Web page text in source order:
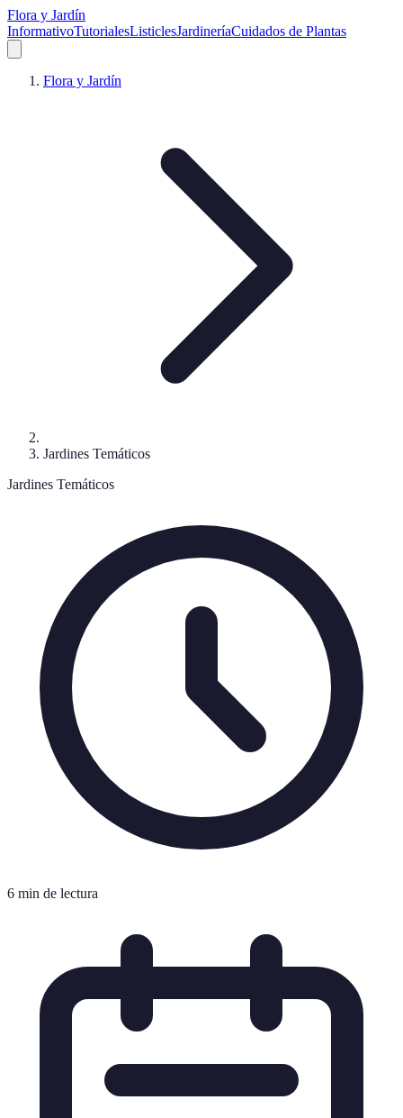
Flora y Jardín
InformativoTutorialesListiclesJardineríaCuidados de Plantas
Flora y Jardín
Jardines Temáticos
Jardines Temáticos
6 min de lectura